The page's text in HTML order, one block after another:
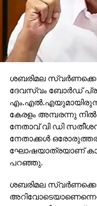
ശബരിമല
ദേവസ്വം ബോര്‍ഡ്
എം.എല്‍.എയുമായിരുന്ന
കേരളം അമ്പരന്നു
നേതാവ് വി ഡി
നേതാക്കള്‍
ഘോഷയാത്രയാണ്
പറഞ്ഞു.
ശബരിമല